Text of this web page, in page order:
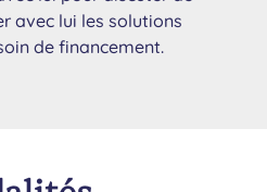
avec lui les solutions
de financement.